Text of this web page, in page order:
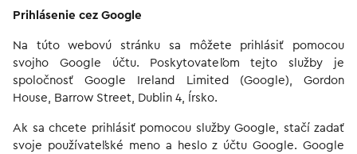
Prihlásenie cez Google
Na túto webovú stránku sa môžete prihlásiť pomocou
svojho Google účtu. Poskytovateľom tejto služby je
spoločnosť Google Ireland Limited (Google), Gordon
House, Barrow Street, Dublin 4, Írsko.
Ak sa chcete prihlásiť pomocou služby Google, stačí zadať
svoje používateľské meno a heslo z účtu Google. Google